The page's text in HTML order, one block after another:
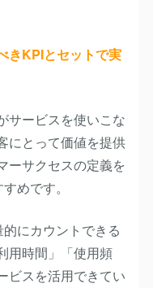
きKPIとセットで実
サービスを使いこな
にとって価値を提供
ーサクセスの定義を
めです。
にカウントできる
用時間」「使用頻
ビスを活用できてい